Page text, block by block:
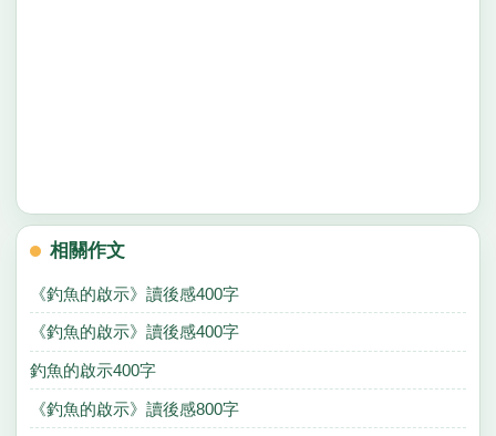
相關作文
《釣魚的啟示》讀後感400字
《釣魚的啟示》讀後感400字
釣魚的啟示400字
《釣魚的啟示》讀後感800字